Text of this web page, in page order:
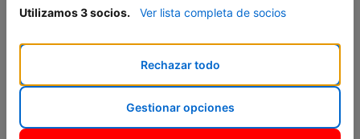
VENTAS
ayudarte?
Utilizamos 3 socios. Ver lista completa de socios
Rechazar todo
Gestionar opciones